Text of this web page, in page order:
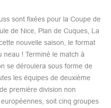
sont fixées pour la Coupe de
de Nice, Plan de Cuques, La
nouvelle saison, le format
neau ! Terminé le match à
se déroulera sous forme de
les équipes de deuxième
première division non
soit cinq groupes